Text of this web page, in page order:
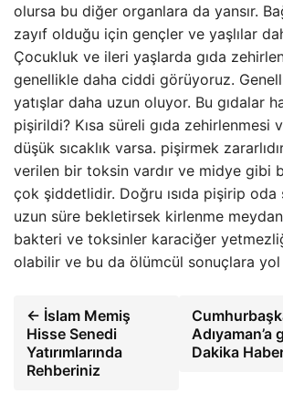
olursa bu diğer organlara da yansır.
zayıf olduğu için gençler ve yaşlılar
Çocukluk ve ileri yaşlarda gıda
genellikle daha ciddi görüyoruz.
yatışlar daha uzun oluyor. Bu gıdalar
pişirildi? Kısa süreli gıda zehirlenmesi
düşük sıcaklık varsa. pişirmek
verilen bir toksin vardır ve midye gibi
çok şiddetlidir. Doğru ısıda pişirip oda
uzun süre bekletirsek kirlenme
bakteri ve toksinler karaciğer
olabilir ve bu da ölümcül sonuçlara yol
← İslam Memiş
Hisse Senedi
Yatırımlarında
Rehberiniz
Adıyaman’a
Dakika